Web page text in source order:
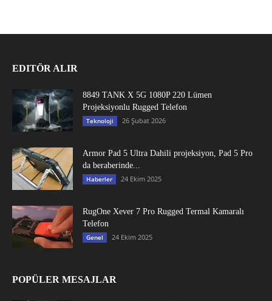
EDITÖR ALIR
8849 TANK X 5G 1080P 220 Lümen
Projeksiyonlu Rugged Telefon
Teknoloji 26 Şubat 2026
Armor Pad 5 Ultra Dahili projeksiyon, Pad 5 Pro
da beraberinde...
Haberler 24 Ekim 2025
RugOne Xever 7 Pro Rugged Termal Kamaralı
Telefon
Genel 24 Ekim 2025
POPÜLER MESAJLAR